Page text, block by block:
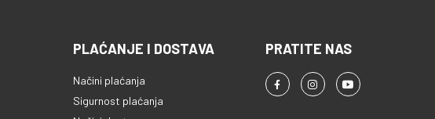
PLAĆANJE I DOSTAVA
Načini plaćanja
Sigurnost plaćanja
PRATITE NAS